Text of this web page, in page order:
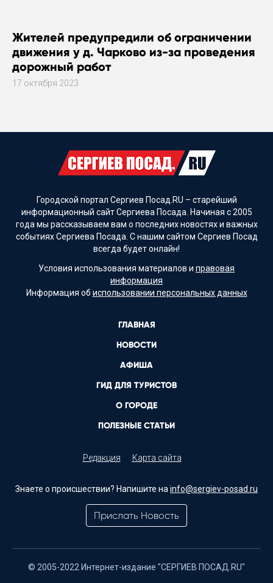
Жителей предупредили об ограничении
движения у д. Чарково из-за проведения
дорожный работ
17 октября 2023
Городской портал Сергиев Посад.RU – старейший
информационный сайт Сергиева Посада. Начиная с 2005
года мы рассказываем вам о последних новостях и важных
событиях Сергиева Посада. С нашим сайтом Сергиев Посад
всегда будет онлайн!
Условия использования материалов и правовая
информация
Информация об использовании персональных данных
ГЛАВНАЯ
НОВОСТИ
АФИША
ГИД ДЛЯ ТУРИСТОВ
О ГОРОДЕ
ПОЛЕЗНЫЕ СТАТЬИ
Редакция Карта сайта
Знаете о происшествии? Напишите на info@sergiev-posad.ru
Прислать Новость
© 2005-2022 Интернет-издание "СЕРГИЕВ ПОСАД.RU"